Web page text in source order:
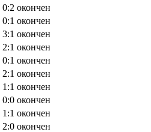
0:2 окончен
0:1 окончен
3:1 окончен
2:1 окончен
0:1 окончен
2:1 окончен
1:1 окончен
0:0 окончен
1:1 окончен
2:0 окончен